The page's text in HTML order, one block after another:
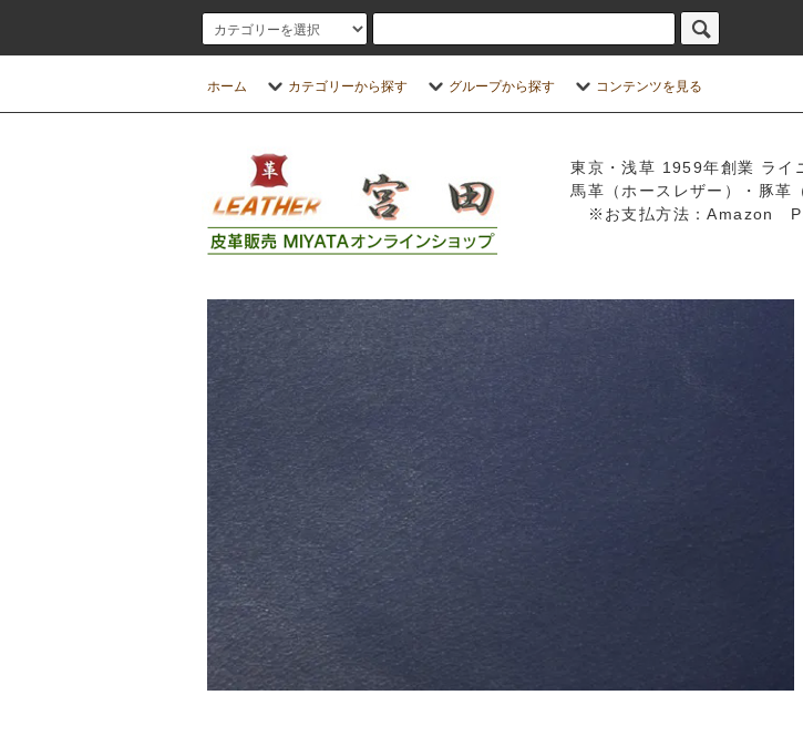
ホーム カテゴリーから探す グループから探す コンテンツを見る
東京・浅草 1959年創業 ライ
馬革（ホースレザー）・豚革
※お支払方法：Amazon